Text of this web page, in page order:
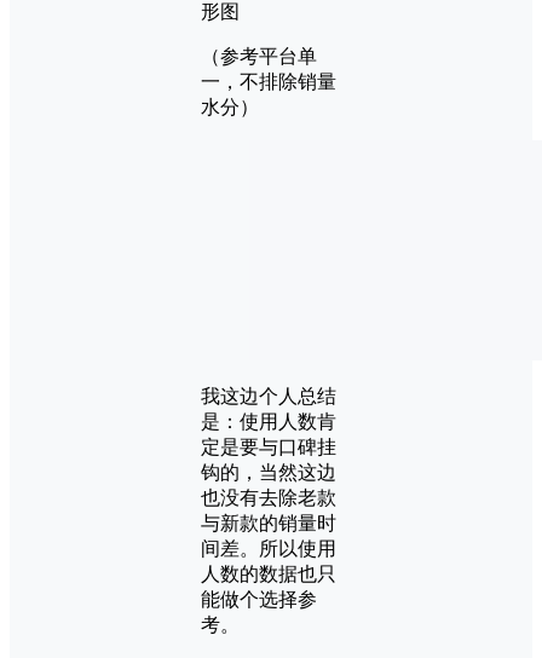
形图
（参考平台单
一，不排除销量
水分）
我这边个人总结
是：使用人数肯
定是要与口碑挂
钩的，当然这边
也没有去除老款
与新款的销量时
间差。所以使用
人数的数据也只
能做个选择参
考。